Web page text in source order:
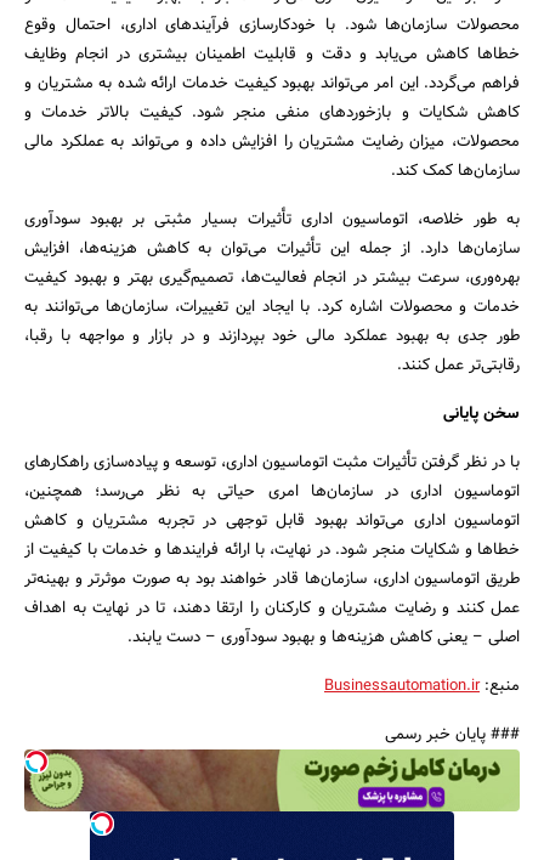
محصولات سازمان‌ها شود. با خودکارسازی فرآیندهای اداری، احتمال وقوع
خطاها کاهش می‌یابد و دقت و قابلیت اطمینان بیشتری در انجام وظایف
فراهم می‌گردد. این امر می‌تواند بهبود کیفیت خدمات ارائه شده به مشتریان و
کاهش شکایات و بازخوردهای منفی منجر شود. کیفیت بالاتر خدمات و
محصولات، میزان رضایت مشتریان را افزایش داده و می‌تواند به عملکرد مالی
سازمان‌ها کمک کند.
به طور خلاصه، اتوماسیون اداری تأثیرات بسیار مثبتی بر بهبود سودآوری
سازمان‌ها دارد. از جمله این تأثیرات می‌توان به کاهش هزینه‌ها، افزایش
بهره‌وری، سرعت بیشتر در انجام فعالیت‌ها، تصمیم‌گیری بهتر و بهبود کیفیت
خدمات و محصولات اشاره کرد. با ایجاد این تغییرات، سازمان‌ها می‌توانند به
طور جدی به بهبود عملکرد مالی خود بپردازند و در بازار و مواجهه با رقبا،
رقابتی‌تر عمل کنند.
سخن پایانی
با در نظر گرفتن تأثیرات مثبت اتوماسیون اداری، توسعه و پیاده‌سازی راهکارهای
اتوماسیون اداری در سازمان‌ها امری حیاتی به نظر می‌رسد؛ همچنین،
اتوماسیون اداری می‌تواند بهبود قابل توجهی در تجربه مشتریان و کاهش
خطاها و شکایات منجر شود. در نهایت، با ارائه فرایندها و خدمات با کیفیت از
طریق اتوماسیون اداری، سازمان‌ها قادر خواهند بود به صورت موثرتر و بهینه‌تر
عمل کنند و رضایت مشتریان و کارکنان را ارتقا دهند، تا در نهایت به اهداف
اصلی – یعنی کاهش هزینه‌ها و بهبود سودآوری – دست یابند.
منبع:Businessautomation.ir
### پایان خبر رسمی